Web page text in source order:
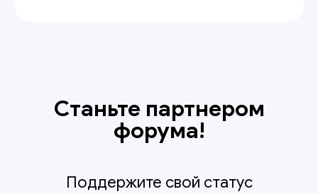
Станьте партнером
форума!
Поддержите свой статус